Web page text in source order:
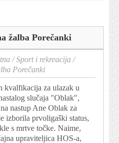
žalba Porečanki
/Sport i rekreacija /
Porečanki
kvalfikacija za ulazak u
slučaja "Oblak",
nastup Ane Oblak za
izborila prvoligaški status,
s mrtve točke. Naime,
upraviteljica HOS-a,